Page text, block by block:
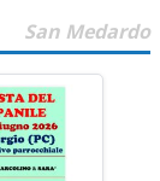
San Medardo